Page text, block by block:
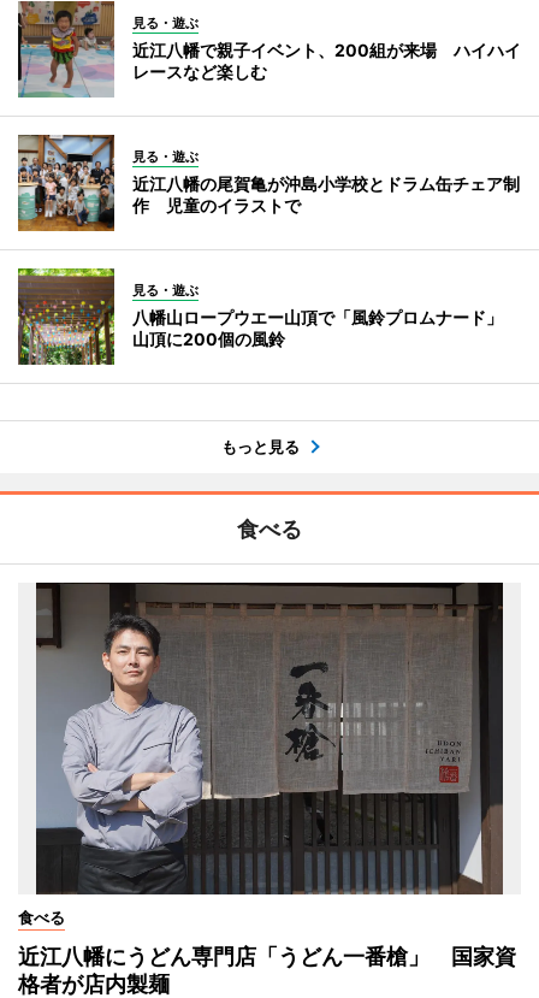
見る・遊ぶ
近江八幡で親子イベント、200組が来場 ハイハイ
レースなど楽しむ
見る・遊ぶ
近江八幡の尾賀亀が沖島小学校とドラム缶チェア制
作 児童のイラストで
見る・遊ぶ
八幡山ロープウエー山頂で「風鈴プロムナード」
山頂に200個の風鈴
もっと見る
食べる
食べる
近江八幡にうどん専門店「うどん一番槍」 国家資
格者が店内製麺